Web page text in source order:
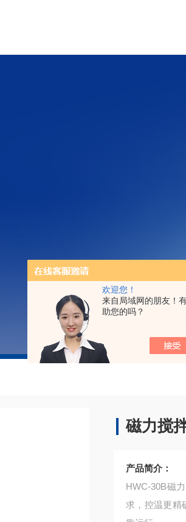
欢迎您！
来自局域网的朋友！
助您的吗？
磁力搅
产品简介：
HWC-30B磁
求，控温更精